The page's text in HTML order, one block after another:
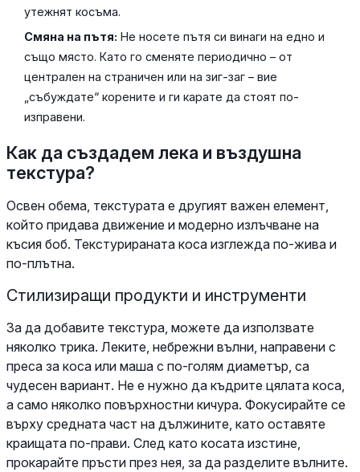
утежнят косъма.
Смяна на пътя: Не носете пътя си винаги на едно и
също място. Като го сменяте периодично – от
централен на страничен или на зиг-заг – вие
„събуждате“ корените и ги карате да стоят по-
изправени.
Как да създадем лека и въздушна
текстура?
Освен обема, текстурата е другият важен елемент,
който придава движение и модерно излъчване на
късия боб. Текстурираната коса изглежда по-жива и
по-плътна.
Стилизиращи продукти и инструменти
За да добавите текстура, можете да използвате
няколко трика. Леките, небрежни вълни, направени с
преса за коса или маша с по-голям диаметър, са
чудесен вариант. Не е нужно да къдрите цялата коса,
а само няколко повърхностни кичура. Фокусирайте се
върху средната част на дължините, като оставяте
краищата по-прави. След като косата изстине,
прокарайте пръсти през нея, за да разделите вълните.